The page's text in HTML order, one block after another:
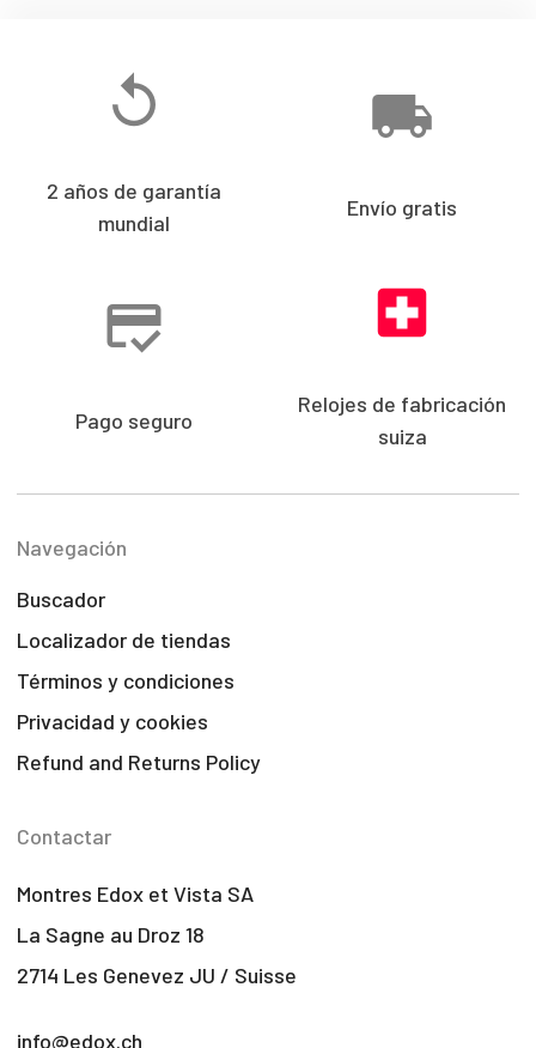
2 años de garantía
mundial
Envío gratis
Pago seguro
Relojes de fabricación
suiza
Navegación
Buscador
Localizador de tiendas
Términos y condiciones
Privacidad y cookies
Refund and Returns Policy
Contactar
Montres Edox et Vista SA
La Sagne au Droz 18
2714 Les Genevez JU / Suisse
info@edox.ch